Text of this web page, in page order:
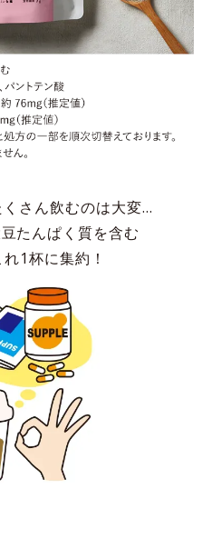
さん飲むのは大変…
たんぱく質を含む
1杯に集約！